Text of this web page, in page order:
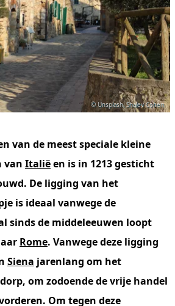
© Unsplash, Shalev Cohen
van de meest speciale kleine
van Italiëen is in 1213 gesticht
De ligging van het
is ideaal vanwege de
sinds de middeleeuwen loopt
Rome. Vanwege deze ligging
Siena jarenlang om het
om zodoende de vrije handel
Om tegen deze